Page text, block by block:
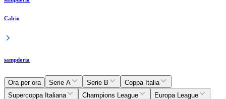
Calcio
sampdoria
Ora per ora Serie A Serie B
Coppa Italia
Supercoppa Italiana
Champions League
Europa League